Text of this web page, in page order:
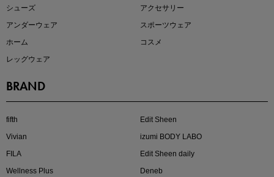
kokoさんセレクト
シューズ
アクセサリー
アンダーウェア
スポーツウェア
ホーム
コスメ
レッグウェア
BRAND
fifth
Edit Sheen
Vivian
izumi BODY LABO
FILA
Edit Sheen daily
Wellness Plus
Deneb